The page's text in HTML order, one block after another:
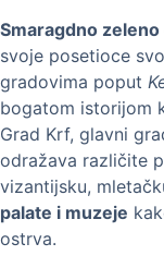
Smaragdno
svoje posetioce
gradovima poput
bogatom istorijom
Grad Krf, glavni
odražava različite
vizantijsku,
palate i muzeje
ostrva.